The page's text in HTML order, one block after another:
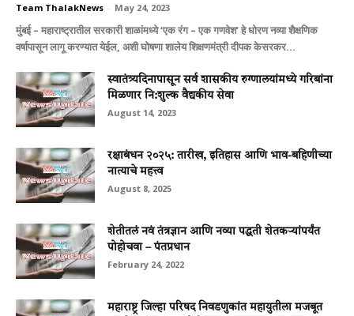
Team ThalakNews - May 24, 2023
मुंबई – महाराष्ट्रातील सरकारी शाळांमध्ये ‘एक रंग – एक गणवेश’ हे धोरण नव्या शैक्षणिक
वर्षापासून लागू करण्यात येईल, अशी घोषणा शालेय शिक्षणमंत्री दीपक केसरकर...
स्‍वातंत्र्यदिनापासून सर्व शासकीय रुग्‍णालयांमध्‍ये गरिबांना
मिळणार नि:शुल्‍क वैद्यकीय सेवा
August 14, 2023
रक्षाबंधन २०२५: तारीख, इतिहास आणि भाव-बहिणीच्या
नात्याचे महत्त्व
August 8, 2025
शेतीतलं नवं तंत्रज्ञान आणि नव्या पद्धती शेतकऱ्यांपर्यंत
पोहोचवा – पंतप्रधान
February 24, 2022
महाराष्ट्र जिल्हा परिषद निवडणुकांत महायुतीला मजबूत